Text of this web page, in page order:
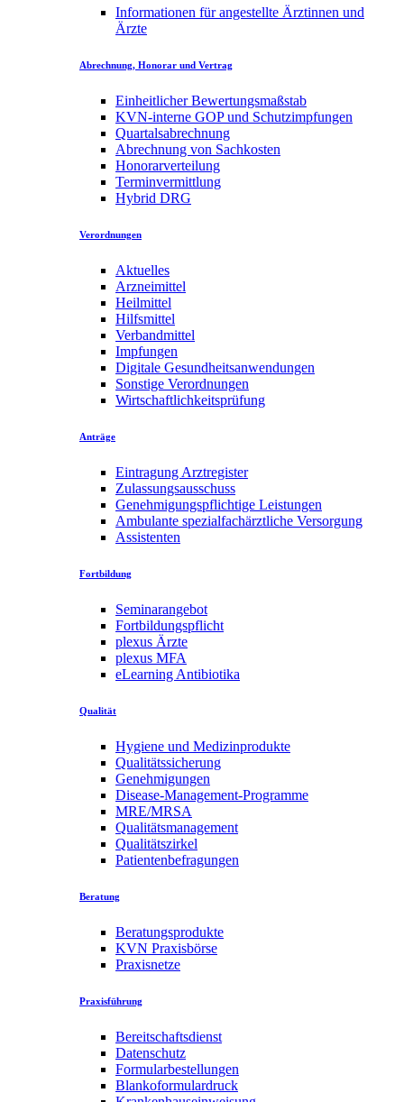
Informationen für angestellte Ärztinnen und
Ärzte
Abrechnung, Honorar und Vertrag
Einheitlicher Bewertungsmaßstab
KVN-interne GOP und Schutzimpfungen
Quartalsabrechnung
Abrechnung von Sachkosten
Honorarverteilung
Terminvermittlung
Hybrid DRG
Verordnungen
Aktuelles
Arzneimittel
Heilmittel
Hilfsmittel
Verbandmittel
Impfungen
Digitale Gesundheitsanwendungen
Sonstige Verordnungen
Wirtschaftlichkeitsprüfung
Anträge
Eintragung Arztregister
Zulassungsausschuss
Genehmigungspflichtige Leistungen
Ambulante spezialfachärztliche Versorgung
Assistenten
Fortbildung
Seminarangebot
Fortbildungspflicht
plexus Ärzte
plexus MFA
eLearning Antibiotika
Qualität
Hygiene und Medizinprodukte
Qualitätssicherung
Genehmigungen
Disease-Management-Programme
MRE/MRSA
Qualitätsmanagement
Qualitätszirkel
Patientenbefragungen
Beratung
Beratungsprodukte
KVN Praxisbörse
Praxisnetze
Praxisführung
Bereitschaftsdienst
Datenschutz
Formularbestellungen
Blankoformulardruck